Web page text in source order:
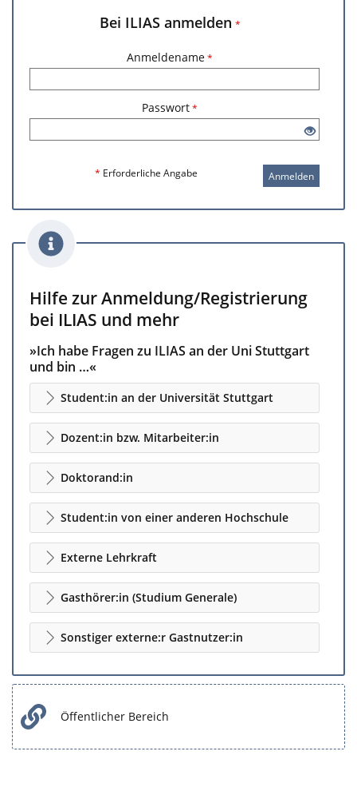
Bei ILIAS anmelden *
Anmeldename*
Passwort*
* Erforderliche Angabe Anmelden
Hilfe zur Anmeldung/Registrierung
bei ILIAS und mehr
»Ich habe Fragen zu ILIAS an der Uni Stuttgart
und bin …«
Student:in an der Universität Stuttgart
Dozent:in bzw. Mitarbeiter:in
Doktorand:in
Student:in von einer anderen Hochschule
Externe Lehrkraft
Gasthörer:in (Studium Generale)
Sonstiger externe:r Gastnutzer:in
Öffentlicher Bereich